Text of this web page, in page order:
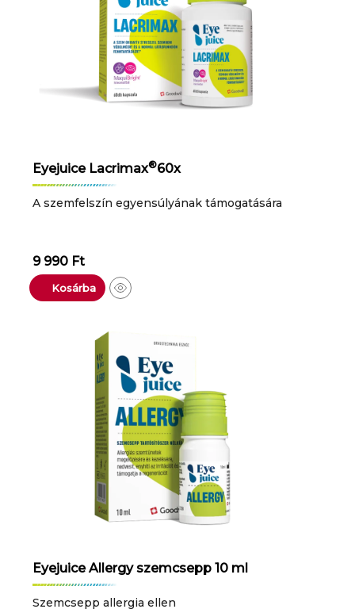
Eyejuice Lacrimax®60x
A szemfelszín egyensúlyának támogatására
9 990 Ft
Kosárba
Eyejuice Allergy szemcsepp 10 ml
Szemcsepp allergia ellen